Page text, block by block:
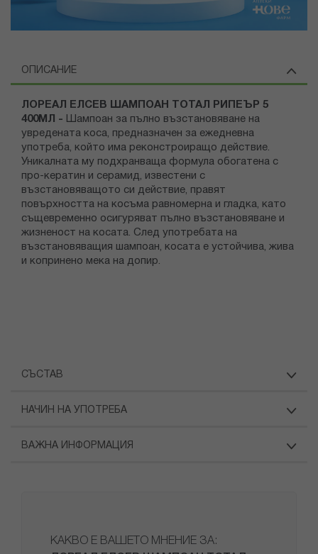
ОПИСАНИЕ
ЛОРЕАЛ ЕЛСЕВ ШАМПОАН ТОТАЛ РИПЕЪР 5
400МЛ - Шампоан за пълно възстановяване на
увредената коса, предназначен за ежедневна
употреба, който има реконстроиращо действие.
Уникалната му подхранваща формула обогатена c
про-кератин и серамид, известени с
възстановяващото си действие, правят
повърхността на косъма равномерна и гладка, като
същевременно осигуряват пълно възстановяване и
жизненост на косата. След употребата на
възстановяващия шампоан, косата е устойчива, жива
и копринено мека на допир.
СЪСТАВ
НАЧИН НА УПОТРЕБА
ВАЖНА ИНФОРМАЦИЯ
КАКВО Е ВАШЕТО МНЕНИЕ ЗА: